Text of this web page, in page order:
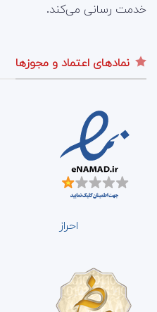
خدمت رسانی می‌کند.
نمادهای اعتماد و مجوزها
احراز